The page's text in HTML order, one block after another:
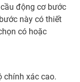
động cơ bước
này có thiết
có hoặc
chính xác cao.